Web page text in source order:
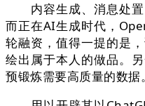
内容生成、消息处置
而正在AI生成时代，
轮融资，值得一提的是
绘出属于本人的做品。
预锻炼需要高质量的数据。